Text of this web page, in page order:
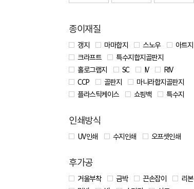
종이재질
갱지 마마합지 스노우
아트지
크라프트
특수지합지골판지
홀로그램지
SC IV
RIV
CCP
골판지
마니라합지골판지
플라스틱케이스
쇼핑백 특수지
인쇄방식
UV 인쇄 수지인쇄 오프셋인쇄
후가공
거울부착 금박 끈손잡이
리본